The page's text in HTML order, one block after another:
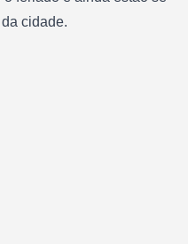
cidade.